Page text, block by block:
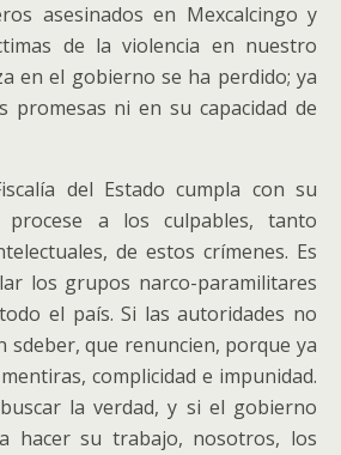
asesinados en Mexcalcingo y
de la violencia en nuestro
en el gobierno se ha perdido; ya
promesas ni en su capacidad de
del Estado cumpla con su
procese a los culpables, tanto
de estos crímenes. Es
los grupos narco-paramilitares
el país. Si las autoridades no
sdeber, que renuncien, porque ya
complicidad e impunidad.
la verdad, y si el gobierno
hacer su trabajo, nosotros, los